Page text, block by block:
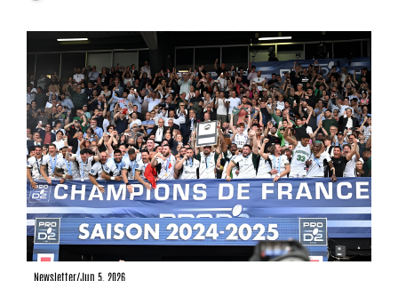
Newsletter/Jun 5, 2026